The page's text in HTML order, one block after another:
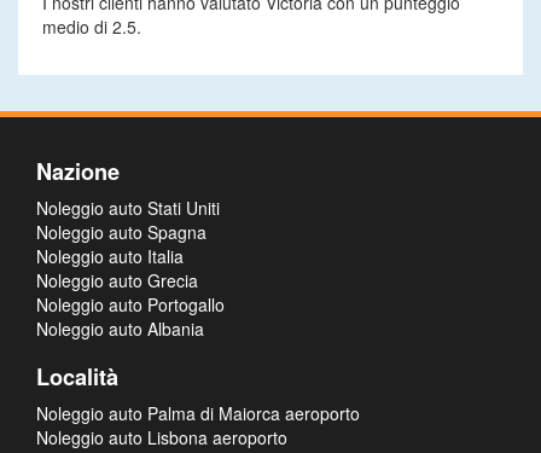
medio di 2.5.
Nazione
Noleggio auto Stati Uniti
Noleggio auto Spagna
Noleggio auto Italia
Noleggio auto Grecia
Noleggio auto Portogallo
Noleggio auto Albania
Località
Noleggio auto Palma di Maiorca aeroporto
Noleggio auto Lisbona aeroporto